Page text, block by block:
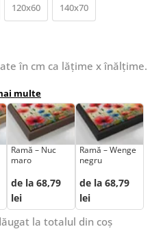
120x60 140x70
în cm ca lățime x înălțime.
multe
Ramă – Nuc
maro
de la 68,79
lei
Ramă – Wenge
negru
de la 68,79
lei
la totalul din coș